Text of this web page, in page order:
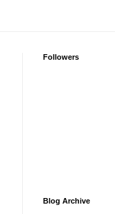
Followers
Blog Archive